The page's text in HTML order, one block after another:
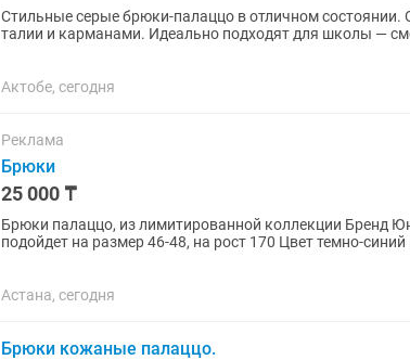
Стильные серые брюки-палаццо в отличном состоянии.
талии и карманами. Идеально подходят для школы —
Актобе, сегодня
Реклама
Брюки
25 000 ₸
Брюки палаццо, из лимитированной коллекции Бренд
подойдет на размер 46-48, на рост 170 Цвет темно-
Астана, сегодня
Брюки кожаные палаццо.